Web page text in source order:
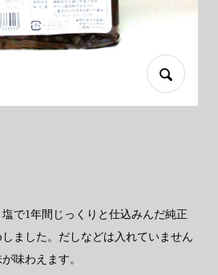
で1年間じっくりと仕込みんだ純正
ました。だしなどは入れていません
味わえます。